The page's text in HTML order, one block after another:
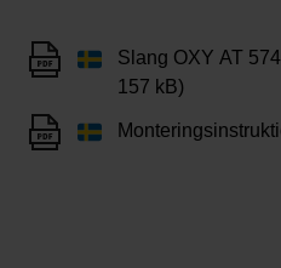
Slang OXY AT
157 kB)